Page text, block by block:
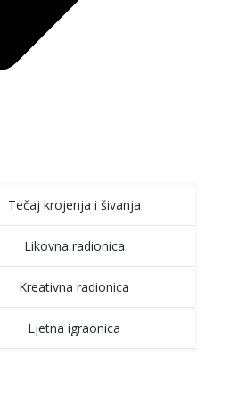
Tečaj krojenja i šivanja
Likovna radionica
Kreativna radionica
Ljetna igraonica